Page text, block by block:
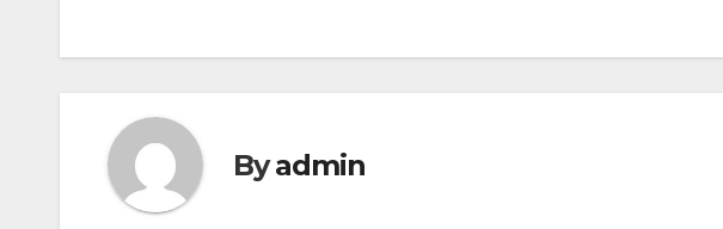
Byadmin